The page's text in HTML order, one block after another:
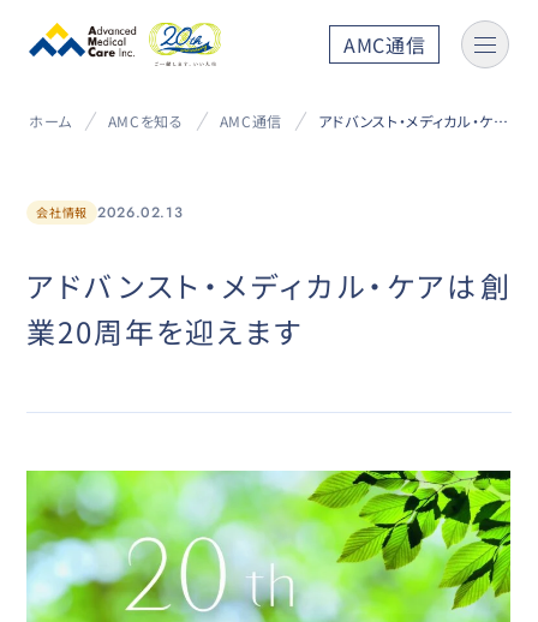
AMC通信
ホーム AMCを知る AMC通信 アドバンスト・メディカル・ケアは創業20周年を迎えます
会社情報 2026.02.13
アドバンスト・メディカル・ケアは創
業20周年を迎えます